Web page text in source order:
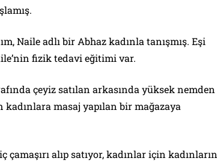
Naile adlı bir Abhaz kadınla tanışmış. Eşi
fizik tedavi eğitimi var.
çeyiz satılan arkasında yüksek nemden
kadınlara masaj yapılan bir mağazaya
çamaşırı alıp satıyor, kadınlar için kadınların